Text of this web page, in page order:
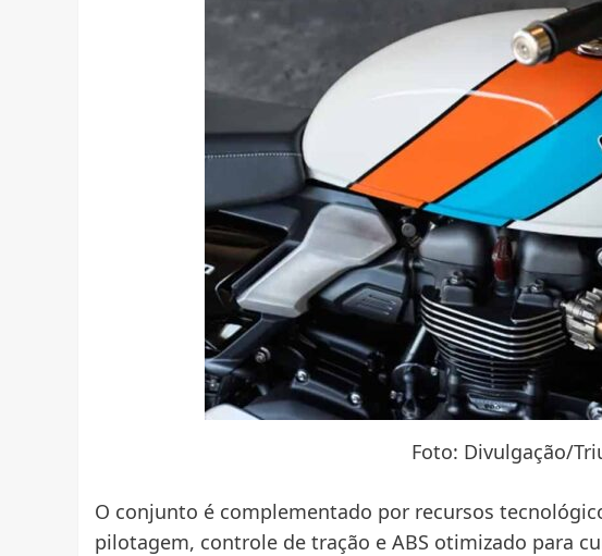
Foto: Divulgação/
O conjunto é complementado por recursos
pilotagem, controle de tração e ABS otimizado para